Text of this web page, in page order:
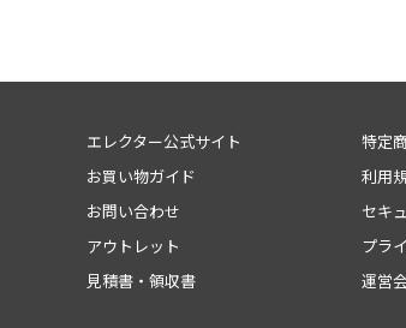
エレクター公式サイト
お買い物ガイド
お問い合わせ
アウトレット
見積書・領収書
特定
利用
セキ
プラ
運営